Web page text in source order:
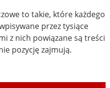
to takie, które każdego
przez tysiące
z nich powiązane są treści
pozycję zajmują.